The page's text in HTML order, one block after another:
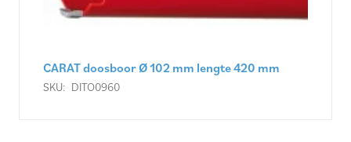
CARAT doosboor Ø 102 mm lengte 420 mm
SKU: DITO0960